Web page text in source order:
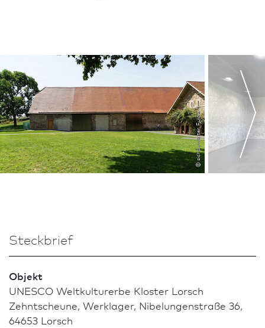
© sichauwalter, Fulda
Steckbrief
Objekt
UNESCO Weltkulturerbe Kloster Lorsch
Zehntscheune, Werklager, Nibelungenstraße 36,
64653 Lorsch